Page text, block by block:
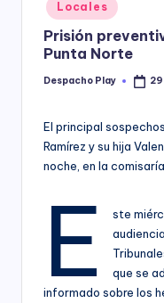
y
in
Locales
Prisión
Punta Norte
Posted
Despacho Play
El principal
Ramírez y su hija
noche, en la comisaría
E
ste
que se
informado sobre los